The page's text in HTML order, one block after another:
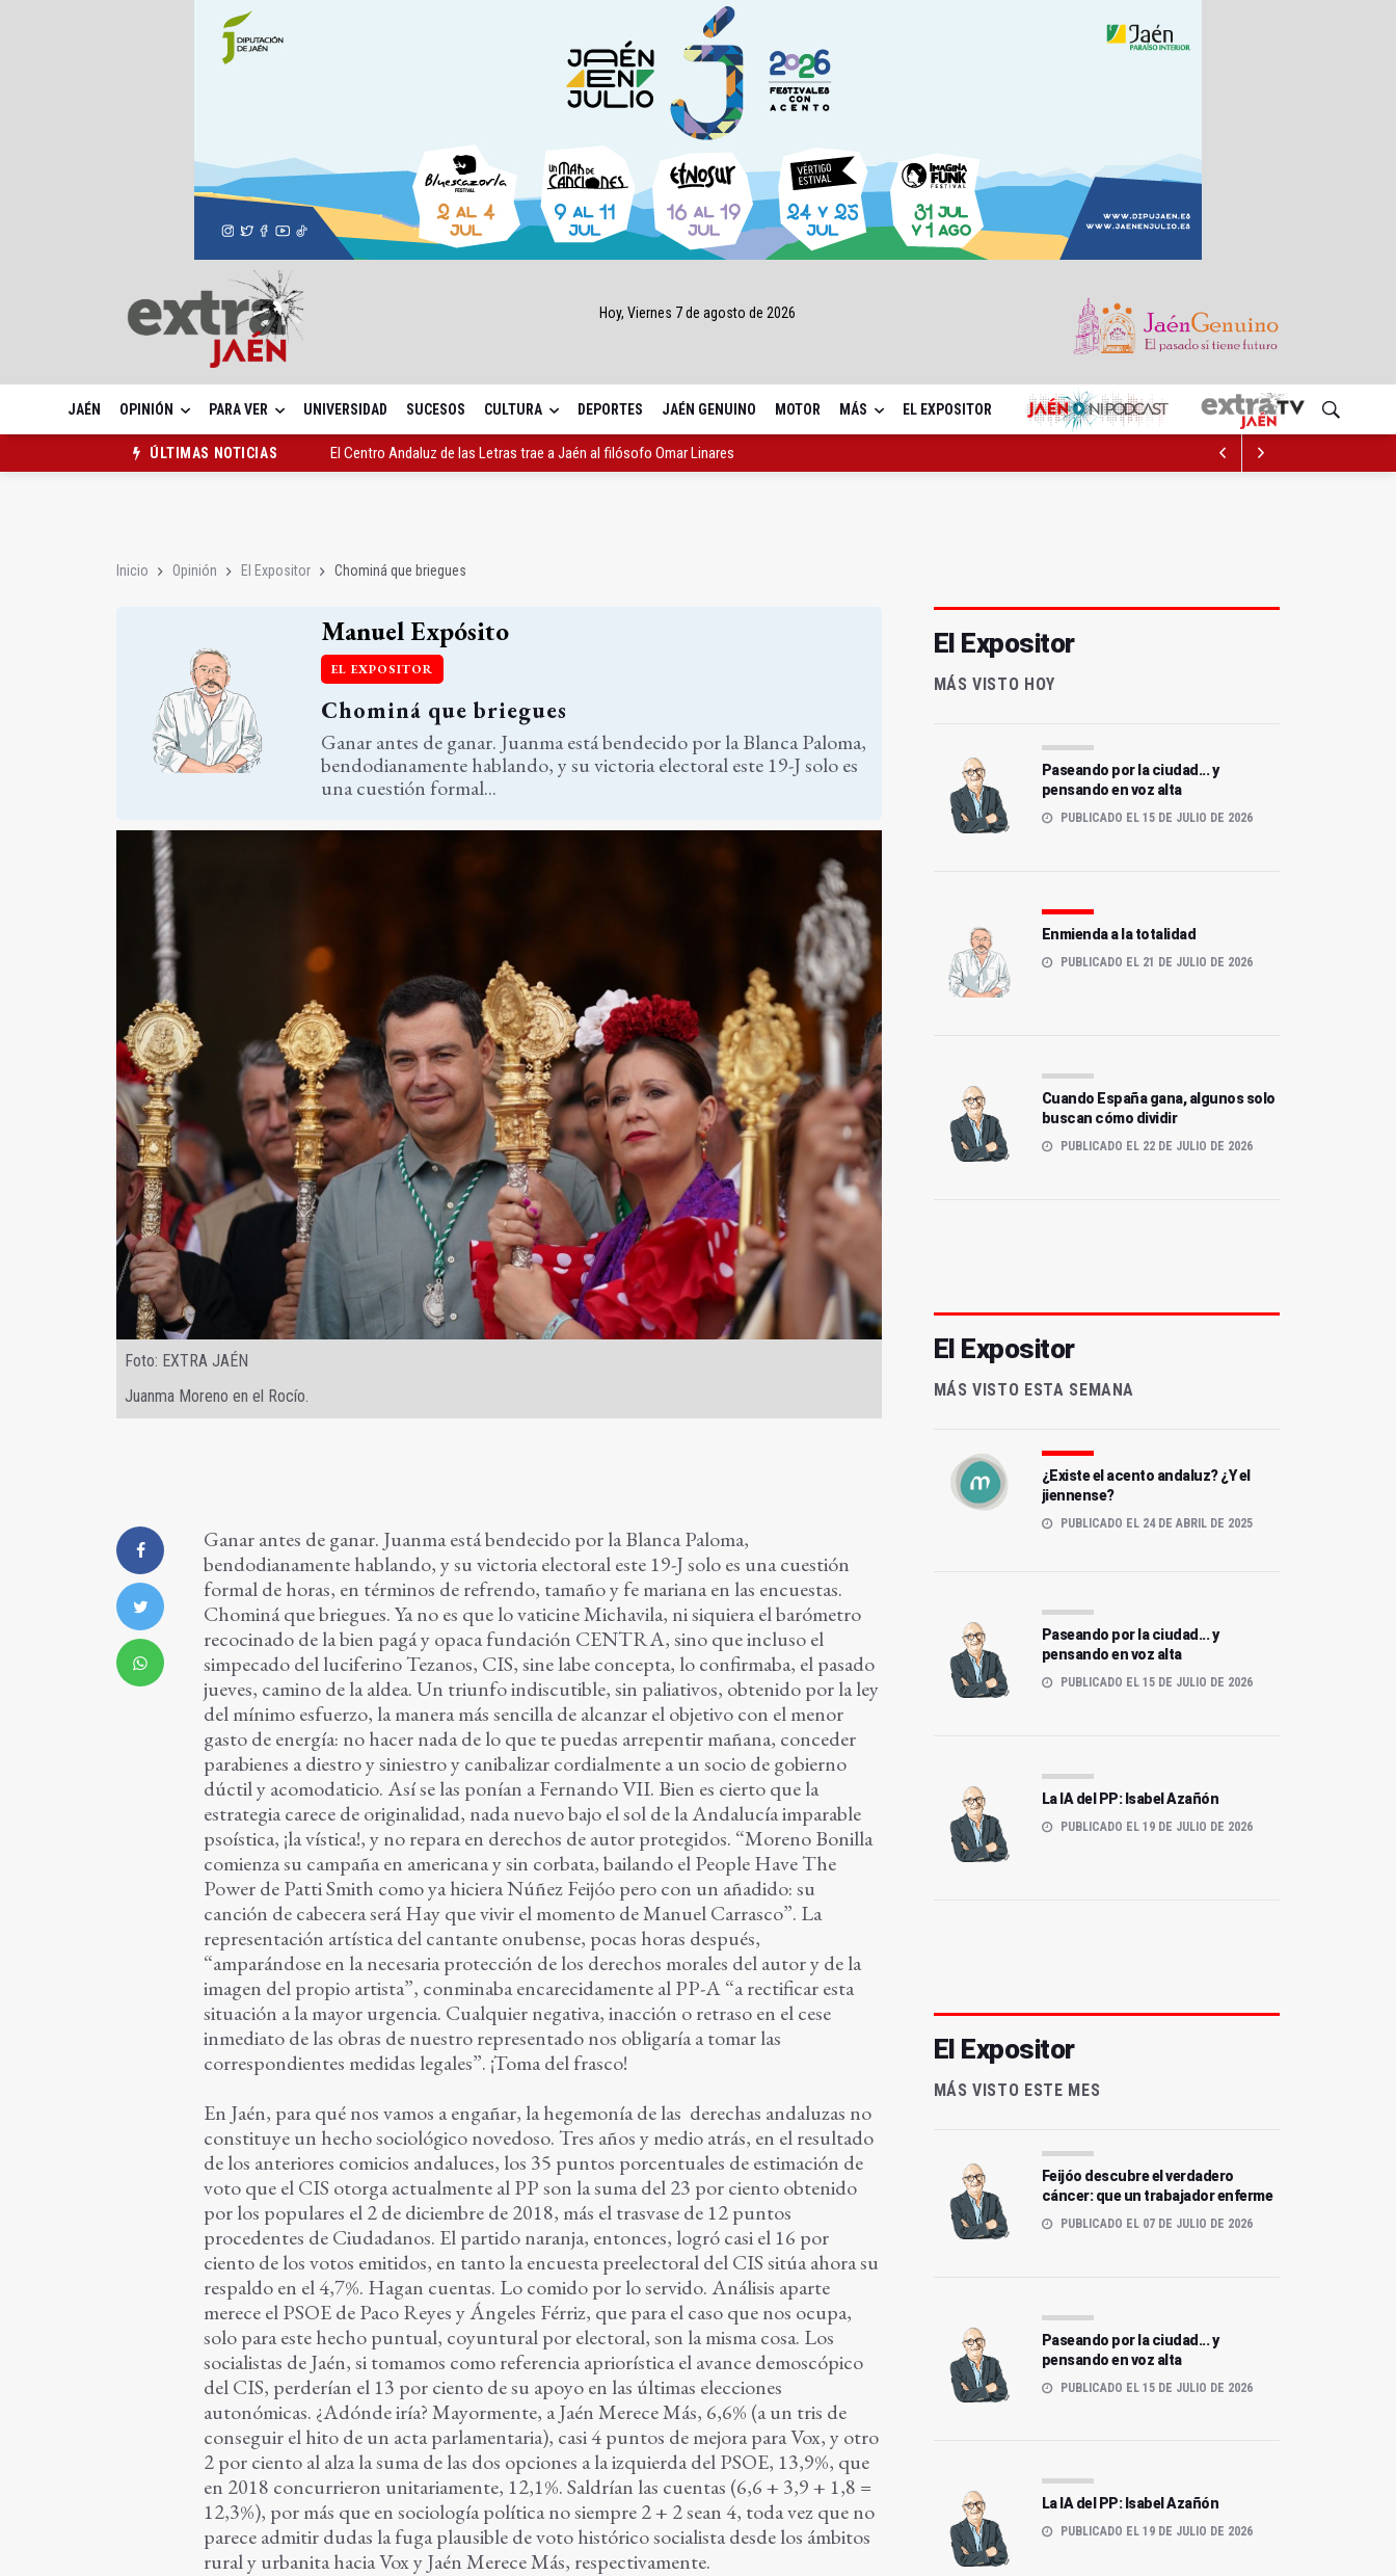
Hoy, Viernes 7 de agosto de 2026
JAÉN OPINIÓN PARA VER UNIVERSIDAD SUCESOS CULTURA DEPORTES JAÉN GENUINO MOTOR MÁS EL EXPOSITOR
ÚLTIMAS NOTICIAS
El Centro Andaluz de las Letras trae a Jaén al filósofo Omar Linares
Inicio Opinión El Expositor Chominá que briegues
Manuel Expósito
EL EXPOSITOR
Chominá que briegues
Ganar antes de ganar. Juanma está bendecido por la Blanca Paloma,
bendodianamente hablando, y su victoria electoral este 19-J solo es
una cuestión formal...
Foto: EXTRA JAÉN
Juanma Moreno en el Rocío.
Ganar antes de ganar. Juanma está bendecido por la Blanca Paloma,
bendodianamente hablando, y su victoria electoral este 19-J solo es una cuestión
formal de horas, en términos de refrendo, tamaño y fe mariana en las encuestas.
Chominá que briegues. Ya no es que lo vaticine Michavila, ni siquiera el barómetro
recocinado de la bien pagá y opaca fundación CENTRA, sino que incluso el
simpecado del luciferino Tezanos, CIS, sine labe concepta, lo confirmaba, el pasado
jueves, camino de la aldea. Un triunfo indiscutible, sin paliativos, obtenido por la ley
del mínimo esfuerzo, la manera más sencilla de alcanzar el objetivo con el menor
gasto de energía: no hacer nada de lo que te puedas arrepentir mañana, conceder
parabienes a diestro y siniestro y canibalizar cordialmente a un socio de gobierno
dúctil y acomodaticio. Así se las ponían a Fernando VII. Bien es cierto que la
estrategia carece de originalidad, nada nuevo bajo el sol de la Andalucía imparable
psoística, ¡la vística!, y no repara en derechos de autor protegidos. “Moreno Bonilla
comienza su campaña en americana y sin corbata, bailando el People Have The
Power de Patti Smith como ya hiciera Núñez Feijóo pero con un añadido: su
canción de cabecera será Hay que vivir el momento de Manuel Carrasco”. La
representación artística del cantante onubense, pocas horas después,
“amparándose en la necesaria protección de los derechos morales del autor y de la
imagen del propio artista”, conminaba encarecidamente al PP-A “a rectificar esta
situación a la mayor urgencia. Cualquier negativa, inacción o retraso en el cese
inmediato de las obras de nuestro representado nos obligaría a tomar las
correspondientes medidas legales”. ¡Toma del frasco!
En Jaén, para qué nos vamos a engañar, la hegemonía de las derechas andaluzas no
constituye un hecho sociológico novedoso. Tres años y medio atrás, en el resultado
de los anteriores comicios andaluces, los 35 puntos porcentuales de estimación de
voto que el CIS otorga actualmente al PP son la suma del 23 por ciento obtenido
por los populares el 2 de diciembre de 2018, más el trasvase de 12 puntos
procedentes de Ciudadanos. El partido naranja, entonces, logró casi el 16 por
ciento de los votos emitidos, en tanto la encuesta preelectoral del CIS sitúa ahora su
respaldo en el 4,7%. Hagan cuentas. Lo comido por lo servido. Análisis aparte
merece el PSOE de Paco Reyes y Ángeles Férriz, que para el caso que nos ocupa,
solo para este hecho puntual, coyuntural por electoral, son la misma cosa. Los
socialistas de Jaén, si tomamos como referencia apriorística el avance demoscópico
del CIS, perderían el 13 por ciento de su apoyo en las últimas elecciones
autonómicas. ¿Adónde iría? Mayormente, a Jaén Merece Más, 6,6% (a un tris de
conseguir el hito de un acta parlamentaria), casi 4 puntos de mejora para Vox, y otro
2 por ciento al alza la suma de las dos opciones a la izquierda del PSOE, 13,9%, que
en 2018 concurrieron unitariamente, 12,1%. Saldrían las cuentas (6,6 + 3,9 + 1,8 =
12,3%), por más que en sociología política no siempre 2 + 2 sean 4, toda vez que no
parece admitir dudas la fuga plausible de voto histórico socialista desde los ámbitos
rural y urbanita hacia Vox y Jaén Merece Más, respectivamente.
El Expositor
MÁS VISTO HOY
Paseando por la ciudad... y
pensando en voz alta
PUBLICADO EL 15 DE JULIO DE 2026
Enmienda a la totalidad
PUBLICADO EL 21 DE JULIO DE 2026
Cuando España gana, algunos solo
buscan cómo dividir
PUBLICADO EL 22 DE JULIO DE 2026
El Expositor
MÁS VISTO ESTA SEMANA
¿Existe el acento andaluz? ¿Y el
jiennense?
PUBLICADO EL 24 DE ABRIL DE 2025
Paseando por la ciudad... y
pensando en voz alta
PUBLICADO EL 15 DE JULIO DE 2026
La IA del PP: Isabel Azañón
PUBLICADO EL 19 DE JULIO DE 2026
El Expositor
MÁS VISTO ESTE MES
Feijóo descubre el verdadero
cáncer: que un trabajador enferme
PUBLICADO EL 07 DE JULIO DE 2026
Paseando por la ciudad... y
pensando en voz alta
PUBLICADO EL 15 DE JULIO DE 2026
La IA del PP: Isabel Azañón
PUBLICADO EL 19 DE JULIO DE 2026